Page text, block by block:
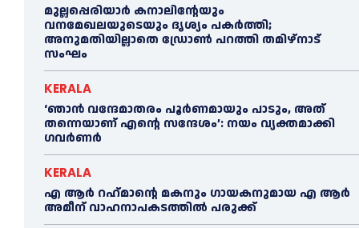
മുല്ലപ്പെരിയാര്‍ കനാലിൻ്റേയും
വനമേഖലയുടെയും ദൃശ്യം പകര്‍ത്തി;
അനുമതിയില്ലാതെ ഡ്രോണ്‍ പറത്തി തമിഴ്നാട്
സംഘം
KERALA
‘ഞാൻ വന്ദേമാതരം പൂര്‍ണമായും പാടും, അത്
തന്നെയാണ് എന്റെ സന്ദേശം’: നയം വ്യക്തമാക്കി
ഗവര്‍ണര്‍
KERALA
എ ആര്‍ റഹ്‌മാന്റെ മകനും ഗായകനുമായ എ ആര്‍
അമീന് വാഹനാപകടത്തില്‍ പരുക്ക്